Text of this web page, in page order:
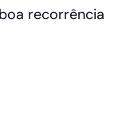
recorrência